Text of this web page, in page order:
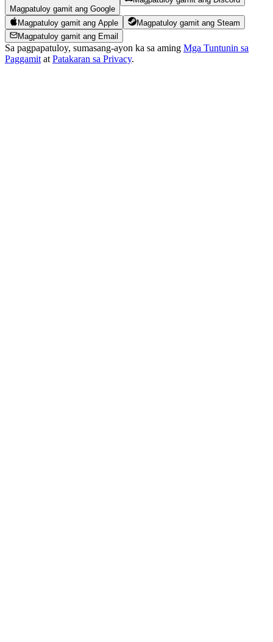
Magpatuloy gamit ang Google
Magpatuloy gamit ang Apple
Magpatuloy gamit ang Steam
Magpatuloy gamit ang Email
Sa pagpapatuloy, sumasang-ayon ka sa aming Mga Tuntunin sa
Paggamit at Patakaran sa Privacy.